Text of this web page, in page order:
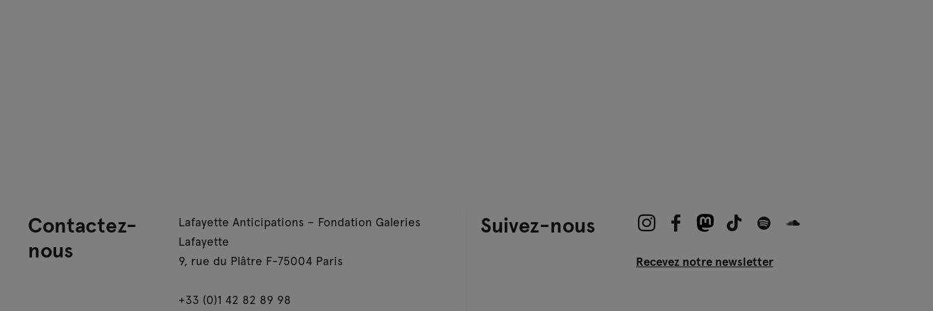
Contactez-
nous
Lafayette Anticipations – Fondation Galeries
Lafayette
9, rue du Plâtre F-75004 Paris
+33 (0)1 42 82 89 98
Suivez-nous
Recevez notre newsletter